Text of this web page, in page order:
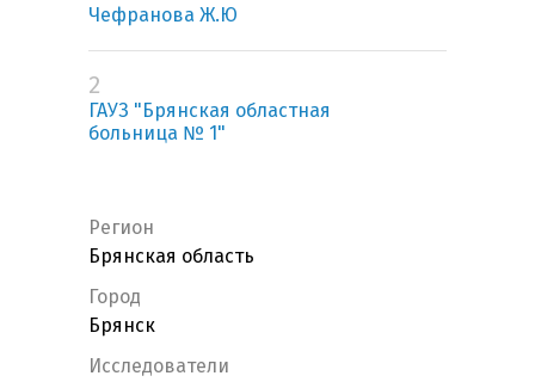
Чефранова Ж.Ю
2
ГАУЗ "Брянская областная
больница № 1"
Регион
Брянская область
Город
Брянск
Исследователи